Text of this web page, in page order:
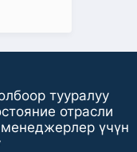
тууралуу
отрасли
үчүн